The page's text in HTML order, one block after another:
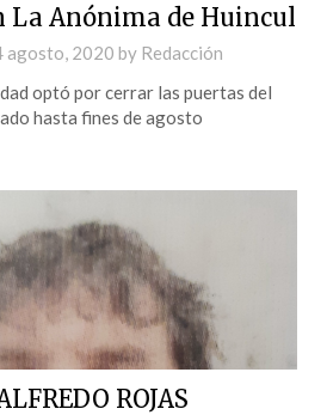
La Anónima de Huincul
agosto, 2020 by Redacción
optó por cerrar las puertas del
hasta fines de agosto
ROJAS